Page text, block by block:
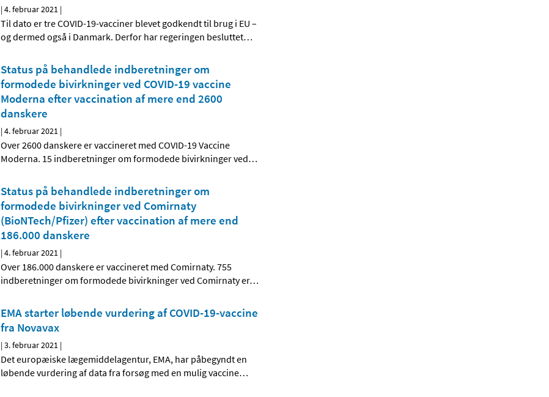
|4. februar 2021 |
Til dato er tre COVID-19-vacciner blevet godkendt til brug i EU –
og dermed også i Danmark. Derfor har regeringen besluttet…
Status på behandlede indberetninger om
formodede bivirkninger ved COVID-19 vaccine
Moderna efter vaccination af mere end 2600
danskere
|4. februar 2021 |
Over 2600 danskere er vaccineret med COVID-19 Vaccine
Moderna. 15 indberetninger om formodede bivirkninger ved…
Status på behandlede indberetninger om
formodede bivirkninger ved Comirnaty
(BioNTech/Pfizer) efter vaccination af mere end
186.000 danskere
|4. februar 2021 |
Over 186.000 danskere er vaccineret med Comirnaty. 755
indberetninger om formodede bivirkninger ved Comirnaty er…
EMA starter løbende vurdering af COVID-19-vaccine
fra Novavax
|3. februar 2021 |
Det europæiske lægemiddelagentur, EMA, har påbegyndt en
løbende vurdering af data fra forsøg med en mulig vaccine…